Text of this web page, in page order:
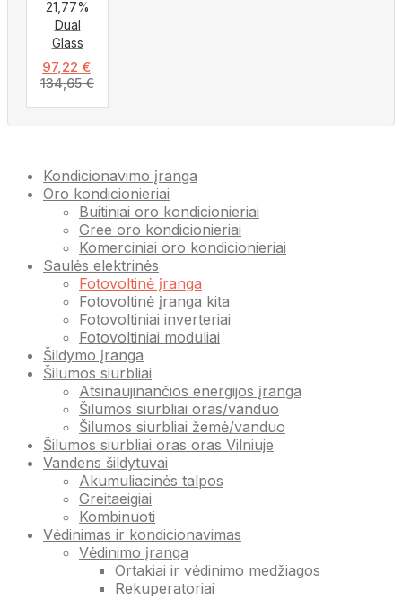
21,77%
Dual
Glass
97,22 €
134,65€
Kondicionavimo įranga
Oro kondicionieriai
Buitiniai oro kondicionieriai
Gree oro kondicionieriai
Komerciniai oro kondicionieriai
Saulės elektrinės
Fotovoltinė įranga
Fotovoltinė įranga kita
Fotovoltiniai inverteriai
Fotovoltiniai moduliai
Šildymo įranga
Šilumos siurbliai
Atsinaujinančios energijos įranga
Šilumos siurbliai oras/vanduo
Šilumos siurbliai žemė/vanduo
Šilumos siurbliai oras oras Vilniuje
Vandens šildytuvai
Akumuliacinės talpos
Greitaeigiai
Kombinuoti
Vėdinimas ir kondicionavimas
Vėdinimo įranga
Ortakiai ir vėdinimo medžiagos
Rekuperatoriai